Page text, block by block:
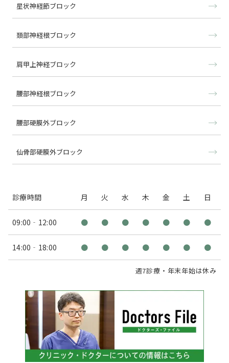
星状神経節ブロック
頚部神経根ブロック
肩甲上神経ブロック
腰部神経根ブロック
腰部硬膜外ブロック
仙骨部硬膜外ブロック
診療時間 月 火 水 木 金 土 日
09:00‐12:00 ● ● ● ● ● ● ●
14:00‐18:00 ● ● ● ● ● ● ●
週7診療・年末年始は休み